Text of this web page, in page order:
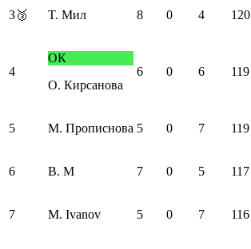
3🥉 T. Мил 8 0 4 120
4
ОК
О. Кирсанова
6 0 6 119
5 М. Прописнова 5 0 7 119
6 В. М 7 0 5 117
7 M. Ivanov 5 0 7 116